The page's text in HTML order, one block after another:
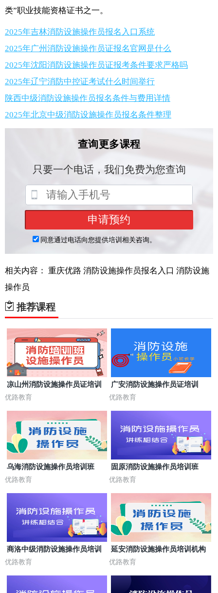
类”职业技能资格证书之一。
2025年吉林消防设施操作员报名入口系统
2025年广州消防设施操作员证报名官网是什么
2025年沈阳消防设施操作员证报考条件要求严格吗
2025年辽宁消防中控证考试什么时间举行
陕西中级消防设施操作员报名条件与费用详情
2025年北京中级消防设施操作员报名条件整理
相关内容： 重庆优路 消防设施操作员报名入口 消防设施
操作员
推荐课程
凉山州消防设施操作员证培训
优路教育
广安消防设施操作员证培训
优路教育
乌海消防设施操作员培训班
优路教育
固原消防设施操作员培训班
优路教育
商洛中级消防设施操作员培训
优路教育
延安消防设施操作员培训机构
优路教育